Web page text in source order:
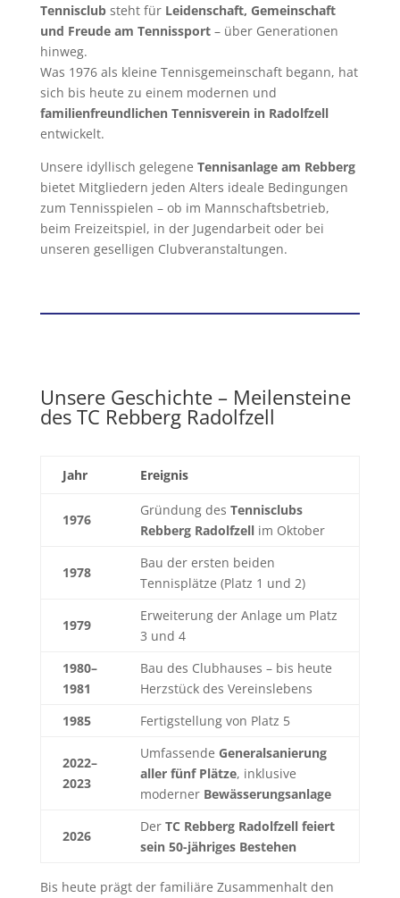
Tennisclubsteht für Leidenschaft, Gemeinschaft
und Freude am Tennissport– über Generationen
hinweg.
Was 1976 als kleine Tennisgemeinschaft begann, hat
sich bis heute zu einem modernen und
familienfreundlichen Tennisverein in Radolfzell
entwickelt.
Unsere idyllisch gelegene Tennisanlage am Rebberg
bietet Mitgliedern jeden Alters ideale Bedingungen
zum Tennisspielen – ob im Mannschaftsbetrieb,
beim Freizeitspiel, in der Jugendarbeit oder bei
unseren geselligen Clubveranstaltungen.
Unsere Geschichte – Meilensteine
des TC Rebberg Radolfzell
Jahr Ereignis
1976
Gründung des Tennisclubs
Rebberg Radolfzellim Oktober
1978
Bau der ersten beiden
Tennisplätze (Platz 1 und 2)
1979
Erweiterung der Anlage um Platz
3 und 4
1980–
1981
Bau des Clubhauses – bis heute
Herzstück des Vereinslebens
1985
Fertigstellung von Platz 5
2022–
2023
Umfassende Generalsanierung
aller fünf Plätze, inklusive
moderner Bewässerungsanlage
2026
Der TC Rebberg Radolfzell feiert
sein 50-jähriges Bestehen
Bis heute prägt der familiäre Zusammenhalt den